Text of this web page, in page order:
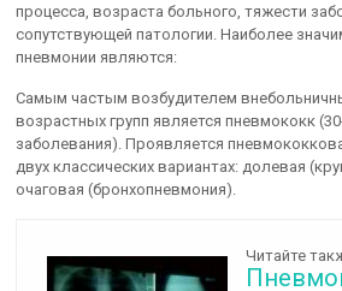
процесса, возраста больного, тяжести
сопутствующей патологии. Наиболее
пнев­монии являются:
Самым частым возбудителем
возрастных групп является пневмококк
заболевания). Проявляется
двух классических ва­риантах: долевая
очаговая (бронхопневмония).
Читайте